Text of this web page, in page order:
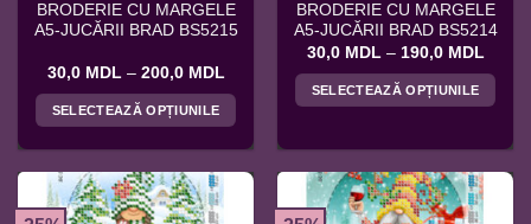
produsului.
BRODERIE CU MARGELE
A5-JUCĂRII BRAD BS5215
30,0 MDL – 200,0 MDL
prețuri:
până
la
SELECTEAZĂ OPȚIUNILE
are
mai
BRODERIE CU MARGELE
A5-JUCĂRII BRAD BS5214
30,0 MDL – 190,0 MDL
până
SELECTEAZĂ OPȚIUNILE
mai
multe